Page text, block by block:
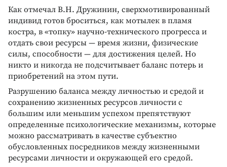
Как отмечал B.Н. Дружинин, сверхмотивированный
индивид готов броситься, как мотылек в пламя
костра, в «топку» научно-технического прогресса и
отдать свои ресурсы — время жизни, физические
силы, способности — для достижения целей. Но
никто и никогда не подсчитывает баланс потерь и
приобретений на этом пути.
Разрушению баланса между личностью и средой и
сохранению жизненных ресурсов личности с
большим или меньшим успехом препятствуют
определенные психологические механизмы, которые
можно рассматривать в качестве субъектно
обусловленных посредников между жизненными
ресурсами личности и окружающей его средой.